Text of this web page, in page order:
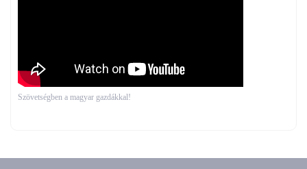
Szövetségben a magyar gazdákkal!